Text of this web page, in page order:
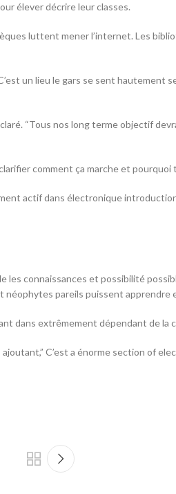
élever décrire leur classes.
luttent mener l’internet. Les
un lieu le gars se sent
“Tous nos long terme objectif
comment ça marche et pourquoi
actif dans électronique
connaissances et possibilité
pareils puissent
dans extrêmement dépendant de la
C’est a énorme section of